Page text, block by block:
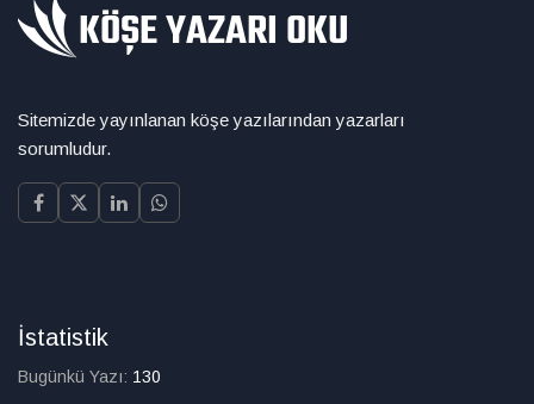
Sitemizde yayınlanan köşe yazılarından yazarları
sorumludur.
İstatistik
Bugünkü Yazı: 130